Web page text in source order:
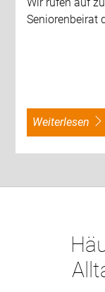
Wir rufen auf
Seniorenbeirat
weiterlesen